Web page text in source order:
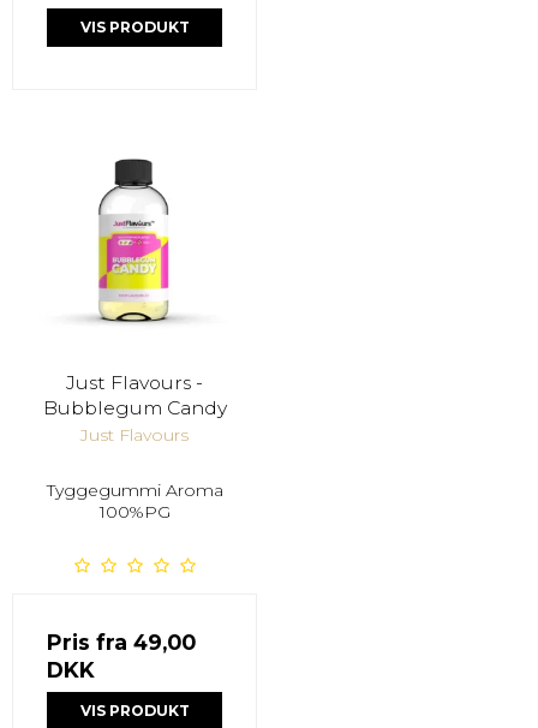
VIS PRODUKT
Just Flavours -
Bubblegum Candy
Just Flavours
Tyggegummi Aroma
100%PG
Pris fra 49,00
DKK
VIS PRODUKT